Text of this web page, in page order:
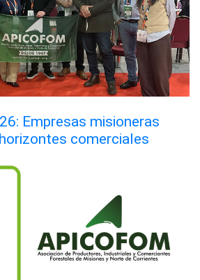
Empresas misioneras
comerciales